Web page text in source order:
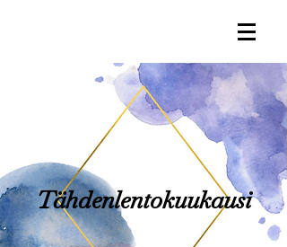
Tähdenlentokuukausi